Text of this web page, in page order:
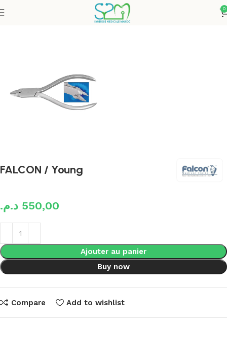
0
Instruments Orthodontiques
FALCON / Young
550,00 د.م.
Ajouter au panier
Buy now
Compare Add to wishlist